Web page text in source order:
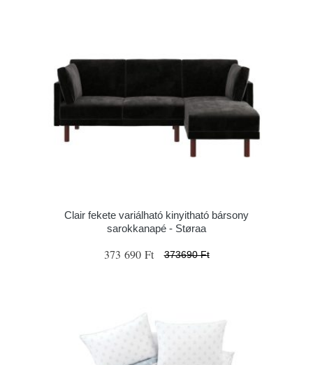
Clair fekete variálható kinyitható bársony
sarokkanapé - Støraa
373 690 Ft 373690 Ft